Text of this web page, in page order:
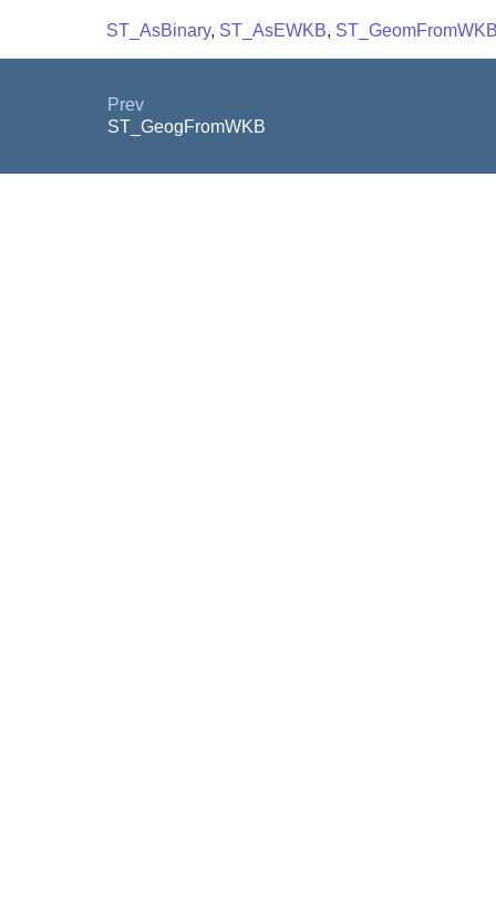
ST_AsBinary, ST_AsEWKB,
Prev
ST_GeogFromWKB